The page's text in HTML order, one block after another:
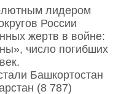
лидером
России
жертв в войне:
число погибших
Башкортостан
(8 787)